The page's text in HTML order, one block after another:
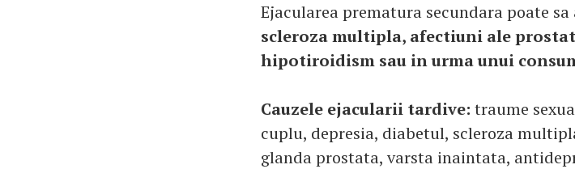
Ejacularea prematura secundara poate
scleroza multipla, afectiuni ale
hipotiroidism sau in urma unui
Cauzele ejacularii tardive: traume
cuplu, depresia, diabetul, scleroza
glanda prostata, varsta inaintata,